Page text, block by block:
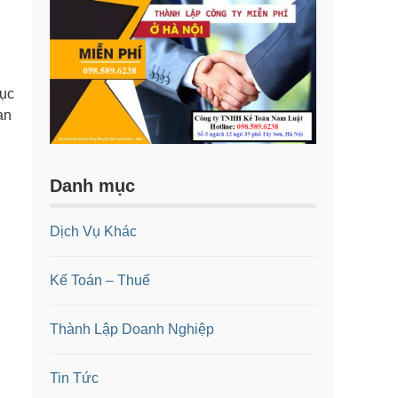
Danh mục
Dịch Vụ Khác
Kế Toán – Thuế
Thành Lập Doanh Nghiệp
Tin Tức